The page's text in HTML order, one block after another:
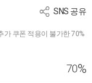
SNS 공유
가 쿠폰 적용이 불가한 70%
70%